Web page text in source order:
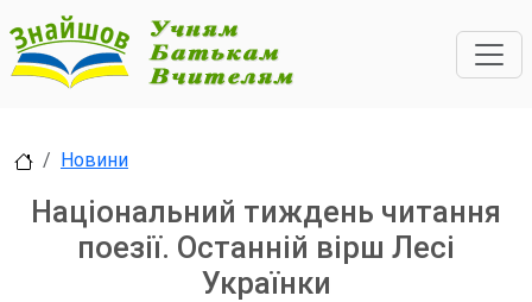
Новини
Національний тиждень читання
поезії. Останній вірш Лесі
Українки